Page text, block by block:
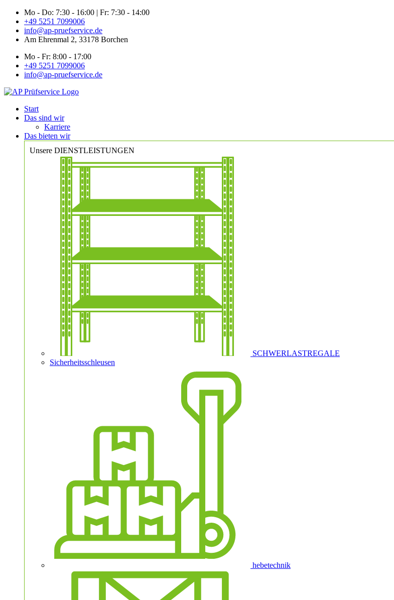
Zum
Inhalt
springen
Mo - Do: 7:30 - 16:00 | Fr: 7:30 - 14:00
+49 5251 7099006
info@ap-pruefservice.de
Am Ehrenmal 2, 33178 Borchen
Mo - Fr: 8:00 - 17:00
+49 5251 7099006
info@ap-pruefservice.de
Start
Das sind wir
Karriere
Das bieten wir
Unsere DIENSTLEISTUNGEN
SCHWERLASTREGALE
Sicherheitsschleusen
hebetechnik